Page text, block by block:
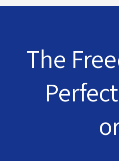
The